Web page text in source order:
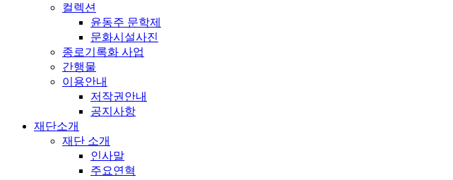
컬렉션
윤동주 문학제
문화시설사진
종로기록화 사업
간행물
이용안내
저작권안내
공지사항
재단소개
재단 소개
인사말
주요연혁